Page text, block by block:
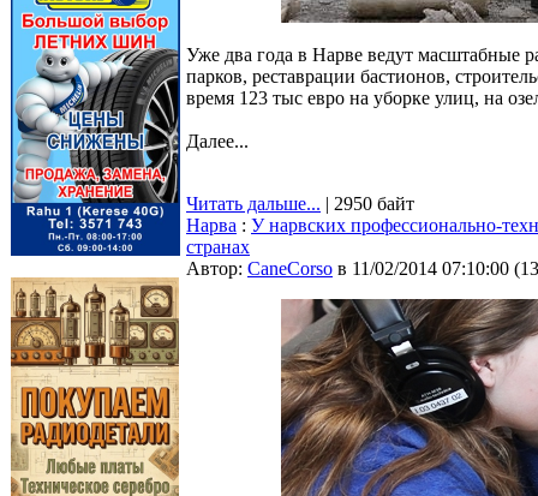
Уже два года в Нарве ведут масштабные
парков, реставрации бастионов,
время 123 тыс евро на уборке улиц, на
Далее...
Читать дальше... | 2950 байт
Нарва : У нарвских профессионально-
странах
Автор: CaneCorso в 11/02/2014 07:10:00 (